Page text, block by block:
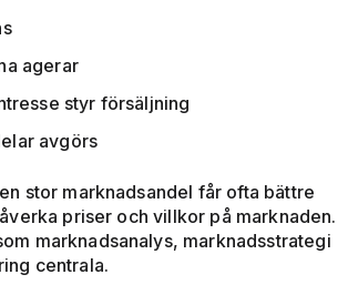
agerar
styr försäljning
avgörs
stor marknadsandel får ofta bättre
priser och villkor på marknaden.
marknadsanalys, marknadsstrategi
centrala.